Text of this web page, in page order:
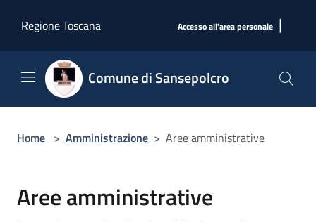
Regione Toscana
Accesso all'area personale |
Comune di Sansepolcro
Home > Amministrazione > Aree amministrative
Aree amministrative